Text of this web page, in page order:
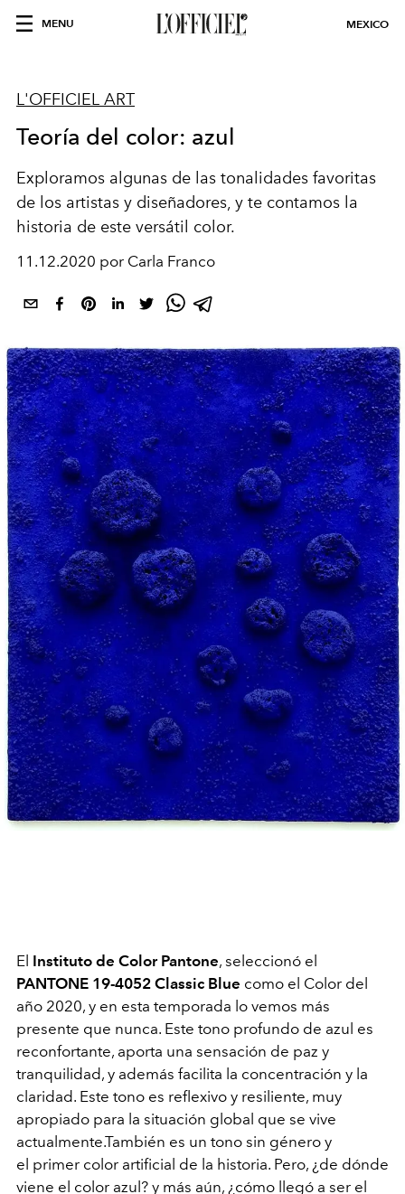
MENU MEXICO
L'OFFICIEL ART
Teoría del color: azul
Exploramos algunas de las tonalidades favoritas
de los artistas y diseñadores, y te contamos la
historia de este versátil color.
11.12.2020 por Carla Franco
El Instituto de Color Pantone, seleccionó el
PANTONE 19-4052 Classic Blue como el Color del
año 2020, y en esta temporada lo vemos más
presente que nunca. Este tono profundo de azul es
reconfortante, aporta una sensación de paz y
tranquilidad, y además facilita la concentración y la
claridad. Este tono es reflexivo y resiliente, muy
apropiado para la situación global que se vive
actualmente.También es un tono sin género y
el primer color artificial de la historia. Pero, ¿de dónde
viene el color azul? y más aún, ¿cómo llegó a ser el